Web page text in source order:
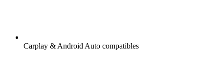
Carplay & Android Auto compatibles